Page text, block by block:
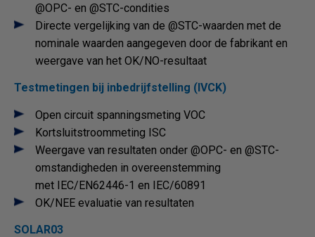
@OPC- en @STC-condities
Directe vergelijking van de @STC-waarden met de
nominale waarden aangegeven door de fabrikant en
weergave van het OK/NO-resultaat
Testmetingen bij inbedrijfstelling (IVCK)
Open circuit spanningsmeting VOC
Kortsluitstroommeting ISC
Weergave van resultaten onder @OPC- en @STC-
omstandigheden in overeenstemming
met IEC/EN62446-1 en IEC/60891
OK/NEE evaluatie van resultaten
SOLAR03